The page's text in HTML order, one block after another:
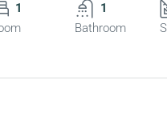
1
1
Bathroom